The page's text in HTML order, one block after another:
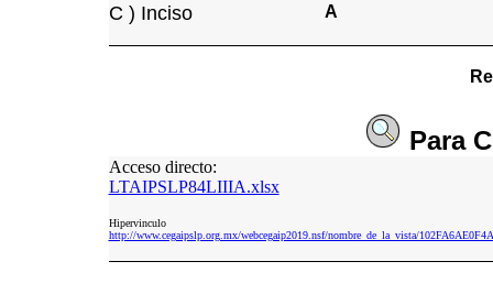
C ) Inciso A
Para
Acceso directo:
LTAIPSLP84LIIIA.xlsx
Hipervinculo
http://www.cegaipslp.org.mx/webcegaip2019.nsf/nombre_de_la_vista/